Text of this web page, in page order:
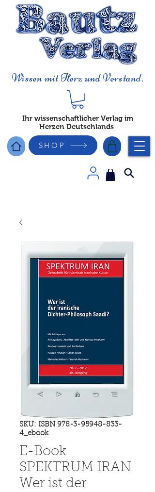
Wissen mit Herz und Verstand.
Ihr wissenschaftlicher Verlag im
Herzen Deutschlands
SHOP
SKU: ISBN 978-3-95948-833-
4_ebook
E-Book
SPEKTRUM IRAN
Wer ist der